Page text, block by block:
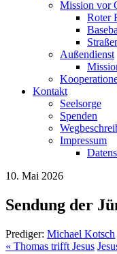
Mission vor
Roter
Außendienst
Kontakt
Seelsorge
Spenden
Impressum
10. Mai 2026
Sendung der
Prediger: Michael Kotsch
« Thomas trifft Jesus